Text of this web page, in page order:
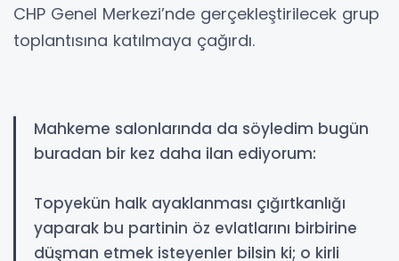
CHP Genel Merkezi’nde gerçekleştirilecek grup
toplantısına katılmaya çağırdı.
Mahkeme salonlarında da söyledim bugün
buradan bir kez daha ilan ediyorum:
Topyekün halk ayaklanması çığırtkanlığı
yaparak bu partinin öz evlatlarını birbirine
düşman etmek isteyenler bilsin ki; o kirli